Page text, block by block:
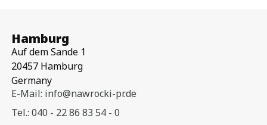
Hamburg
Auf dem Sande 1
20457 Hamburg
Germany
E-Mail: info@nawrocki-pr.de
Tel.: 040 - 22 86 83 54 - 0